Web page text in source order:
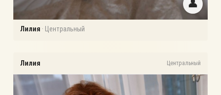
👤
Лилия · Центральный
Лилия Центральный